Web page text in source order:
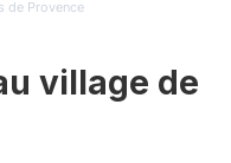
de Provence
village de